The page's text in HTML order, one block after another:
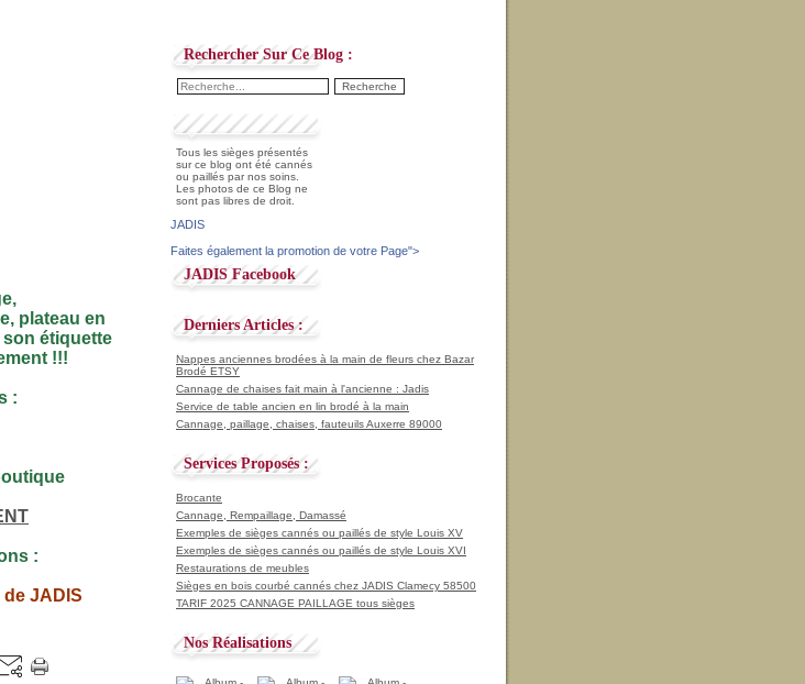
plateau en
étiquette
!!!
:
:
JADIS
Rechercher Sur Ce Blog :
Tous les sièges présentés
sur ce blog ont été cannés
ou paillés par nos soins.
Les photos de ce Blog ne
sont pas libres de droit.
JADIS
Faites également la promotion de votre Page">
JADIS Facebook
Derniers Articles :
Nappes anciennes brodées à la main de fleurs chez Bazar
Brodé ETSY
Cannage de chaises fait main à l'ancienne : Jadis
Service de table ancien en lin brodé à la main
Cannage, paillage, chaises, fauteuils Auxerre 89000
Services Proposés :
Brocante
Cannage, Rempaillage, Damassé
Exemples de sièges cannés ou paillés de style Louis XV
Exemples de sièges cannés ou paillés de style Louis XVI
Restaurations de meubles
Sièges en bois courbé cannés chez JADIS Clamecy 58500
TARIF 2025 CANNAGE PAILLAGE tous sièges
Nos Réalisations